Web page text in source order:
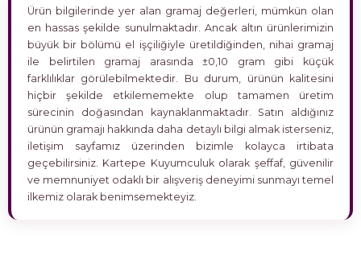
Ürün bilgilerinde yer alan gramaj değerleri, mümkün olan
en hassas şekilde sunulmaktadır. Ancak altın ürünlerimizin
büyük bir bölümü el işçiliğiyle üretildiğinden, nihai gramaj
ile belirtilen gramaj arasında ±0,10 gram gibi küçük
farklılıklar görülebilmektedir. Bu durum, ürünün kalitesini
hiçbir şekilde etkilememekte olup tamamen üretim
sürecinin doğasından kaynaklanmaktadır. Satın aldığınız
ürünün gramajı hakkında daha detaylı bilgi almak isterseniz,
iletişim sayfamız üzerinden bizimle kolayca irtibata
geçebilirsiniz. Kartepe Kuyumculuk olarak şeffaf, güvenilir
ve memnuniyet odaklı bir alışveriş deneyimi sunmayı temel
ilkemiz olarak benimsemekteyiz.